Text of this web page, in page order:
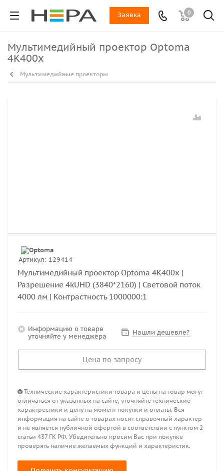
0
Заявка
Мультимедийный проектор Optoma
4K400x
Мультимедийные проекторы
Артикул: 129414
Мультимедийный проектор Optoma 4K400x |
Разрешение 4kUHD (3840*2160) | Световой поток
4000 лм | Контрастность 1000000:1
Информацию о товаре
уточняйте у менеджера
Нашли дешевле?
Цена по запросу
Технические характеристики товара и цены на товар могут
отличаться от указанных на сайте, уточняйте технические
характрестики и цену на момент покупки и оплаты. Вся
информация на сайте о товарах носит справочный характер
и не является публичной офертой в соответствии с пунктом 2
статьи 437 ГК РФ. Убедительно просим Вас при покупке
проверять наличие желаемых функций и характеристик.